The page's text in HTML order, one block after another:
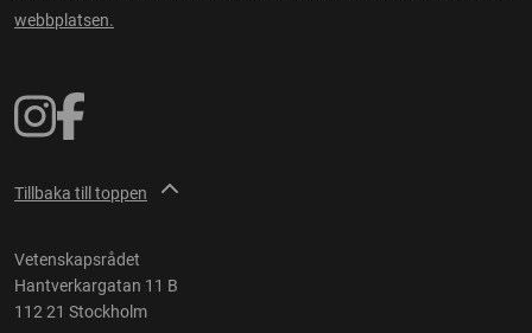
webbplatsen.
Tillbaka till toppen
Vetenskapsrådet
Hantverkargatan 11 B
112 21 Stockholm